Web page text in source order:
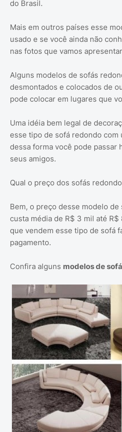
do Brasil.
Mais em outros países esse
usado e se você ainda não
nas fotos que vamos
Alguns modelos de sofás
desmontados e colocados de
pode colocar em lugares que
Uma idéia bem legal de
esse tipo de sofá redondo com
dessa forma você pode passar
seus amigos.
Qual o preço dos sofás
Bem, o preço desse modelo
custa média de R$ 3 mil até R$
que vendem esse tipo de sofá
pagamento.
Confira alguns modelos de